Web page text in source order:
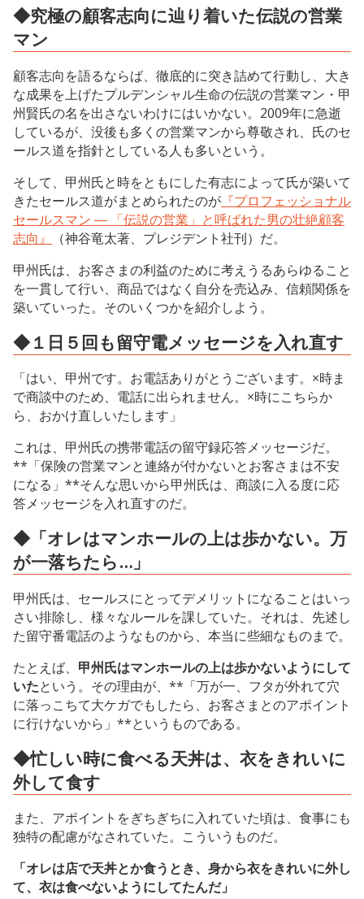
◆究極の顧客志向に辿り着いた伝説の営業
マン
顧客志向を語るならば、徹底的に突き詰めて行動し、大き
な成果を上げたプルデンシャル生命の伝説の営業マン・甲
州賢氏の名を出さないわけにはいかない。2009年に急逝
しているが、没後も多くの営業マンから尊敬され、氏のセ
ールス道を指針としている人も多いという。
そして、甲州氏と時をともにした有志によって氏が築いて
きたセールス道がまとめられたのが 『プロフェッショナル
セールスマン ― 「伝説の営業」と呼ばれた男の壮絶顧客
志向』
（神谷竜太著、プレジデント社刊）だ。
甲州氏は、お客さまの利益のために考えうるあらゆること
を一貫して行い、商品ではなく自分を売込み、信頼関係を
築いていった。そのいくつかを紹介しよう。
◆１日５回も留守電メッセージを入れ直す
「はい、甲州です。お電話ありがとうございます。×時ま
で商談中のため、電話に出られません。×時にこちらか
ら、おかけ直しいたします」
これは、甲州氏の携帯電話の留守録応答メッセージだ。
**「保険の営業マンと連絡が付かないとお客さまは不安
になる」**そんな思いから甲州氏は、商談に入る度に応
答メッセージを入れ直すのだ。
◆「オレはマンホールの上は歩かない。万
が一落ちたら…」
甲州氏は、セールスにとってデメリットになることはいっ
さい排除し、様々なルールを課していた。それは、先述し
た留守番電話のようなものから、本当に些細なものまで。
たとえば、 甲州氏はマンホールの上は歩かないようにして
いたという。その理由が、**「万が一、フタが外れて穴
に落っこちて大ケガでもしたら、お客さまとのアポイント
に行けないから」**というものである。
◆忙しい時に食べる天丼は、衣をきれいに
外して食す
また、アポイントをぎちぎちに入れていた頃は、食事にも
独特の配慮がなされていた。こういうものだ。
「オレは店で天丼とか食うとき、身から衣をきれいに外し
て、衣は食べないようにしてたんだ」